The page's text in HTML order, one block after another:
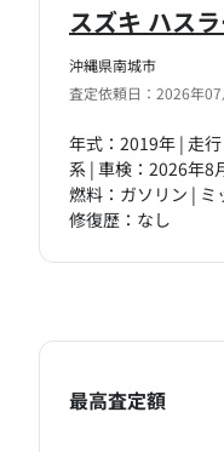
沖縄県南城市
査定依頼日：2026年07
スズキ ハス
年式：2019年 | 走
系 | 車検：2026年8
燃料：ガソリン | ミ
修復歴：なし
最高査定額